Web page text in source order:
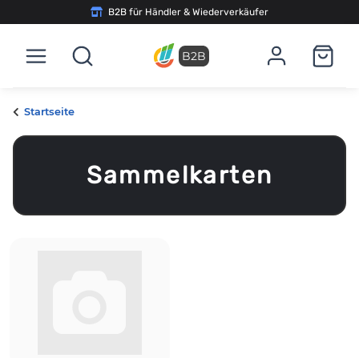
B2B für Händler & Wiederverkäufer
B2B
Startseite
Sammelkarten